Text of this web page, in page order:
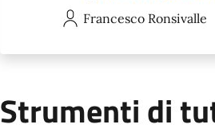
Francesco Ronsivalle
Strumenti di